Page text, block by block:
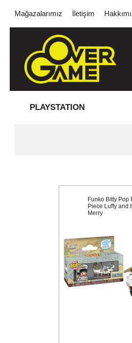
Mağazalarımız İletişim
PLAYSTATION
Funko Bitty Pop
Piece Luffy and
Merry